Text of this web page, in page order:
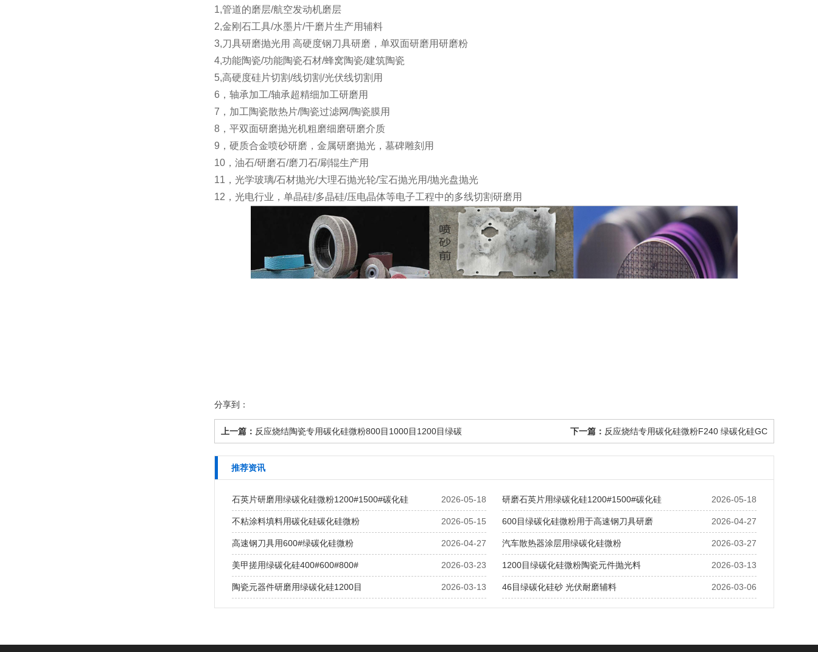
1,管道的磨层/航空发动机磨层
2,金刚石工具/水墨片/干磨片生产用辅料
3,刀具研磨抛光用 高硬度钢刀具研磨，单双面研磨用研磨粉
4,功能陶瓷/功能陶瓷石材/蜂窝陶瓷/建筑陶瓷
5,高硬度硅片切割/线切割/光伏线切割用
6，轴承加工/轴承超精细加工研磨用
7，加工陶瓷散热片/陶瓷过滤网/陶瓷膜用
8，平双面研磨抛光机粗磨细磨研磨介质
9，硬质合金喷砂研磨，金属研磨抛光，墓碑雕刻用
10，油石/研磨石/磨刀石/刷辊生产用
11，光学玻璃/石材抛光/大理石抛光轮/宝石抛光用/抛光盘抛光
12，光电行业，单晶硅/多晶硅/压电晶体等电子工程中的多线切割研磨用
分享到：
上一篇： 反应烧结陶瓷专用碳化硅微粉800目1000目1200目绿碳 下一篇： 反应烧结专用碳化硅微粉F240 绿碳化硅GC
推荐资讯
2026-05-18
石英片研磨用绿碳化硅微粉1200#1500#碳化硅 2026-05-18
研磨石英片用绿碳化硅1200#1500#碳化硅
2026-05-15
不粘涂料填料用碳化硅碳化硅微粉 2026-04-27
600目绿碳化硅微粉用于高速钢刀具研磨
2026-04-27
高速钢刀具用600#绿碳化硅微粉 2026-03-27
汽车散热器涂层用绿碳化硅微粉
2026-03-23
美甲搓用绿碳化硅400#600#800# 2026-03-13
1200目绿碳化硅微粉陶瓷元件抛光料
2026-03-13
陶瓷元器件研磨用绿碳化硅1200目 2026-03-06
46目绿碳化硅砂 光伏耐磨辅料